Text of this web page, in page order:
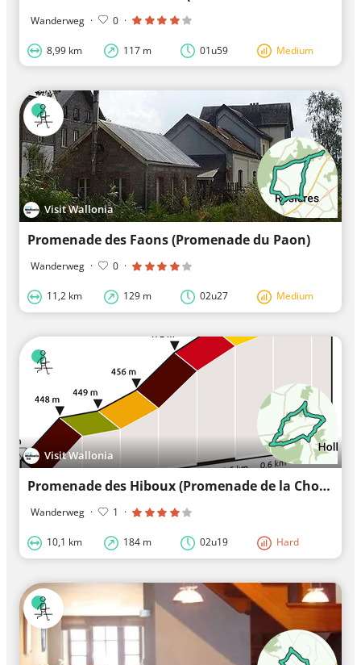
Wanderweg · 0 ·
8,99 km 117 m 01u59 Medium
Visit Wallonia
Promenade des Faons (Promenade du Paon)
Wanderweg · 0 ·
11,2 km 129 m 02u27 Medium
Visit Wallonia
Promenade des Hiboux (Promenade de la Chouette)
Wanderweg · 1 ·
10,1 km 184 m 02u19 Hard